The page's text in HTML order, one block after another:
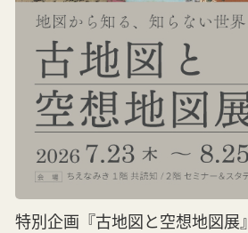
特別企画『古地図と空想地図展』